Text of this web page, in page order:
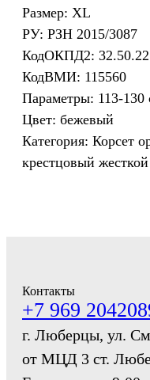
Размер: XL
РУ: РЗН 2015/3087
КодОКПД2:
КодВМИ: 115560
Параметры: 113-130
Цвет: бежевый
Категория: Корсет
крестцовый
Контакты
+7 969
г. Люберцы, ул.
от МЦД 3 ст.